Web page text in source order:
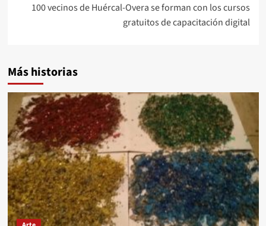
100 vecinos de Huércal-Overa se forman con los cursos
gratuitos de capacitación digital
Más historias